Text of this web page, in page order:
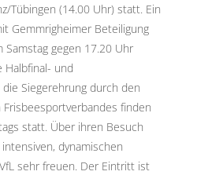
Tübingen (14.00 Uhr) statt. Ein
Gemmrigheimer Beteiligung
gegen 17.20 Uhr
Halbfinal- und
Siegerehrung durch den
finden
statt. Über ihren Besuch
dynamischen
sehr freuen. Der Eintritt ist